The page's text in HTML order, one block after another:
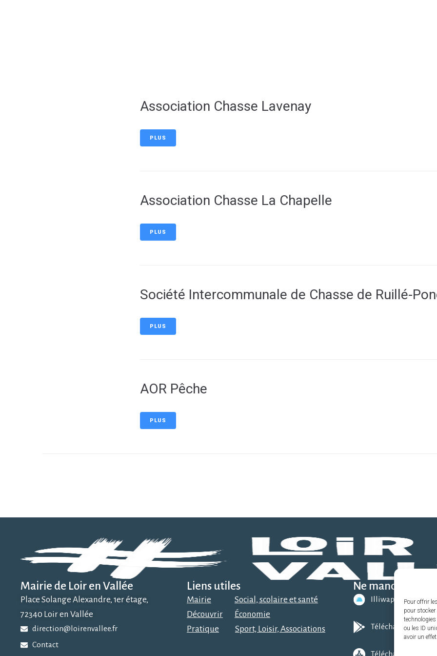
Pour offrir
pour
ou les ID
avoir un
Association Chasse Lavenay
PLUS
Association Chasse La Chapelle
PLUS
Société Intercommunale de Chasse de Ruillé-
PLUS
AOR Pêche
PLUS
Mairie de Loir en Vallée
Place Solange Alexandre, 1er étage,
72340 Loir en Vallée
direction@loirenvallee.fr
Contact
Liens utiles
Mairie
Social, scolaire et santé
Découvrir
Économie
Pratique
Sport, Loisir, Associations
Ne manquez
Illiwap
Télécharger sur
Télécharger sur